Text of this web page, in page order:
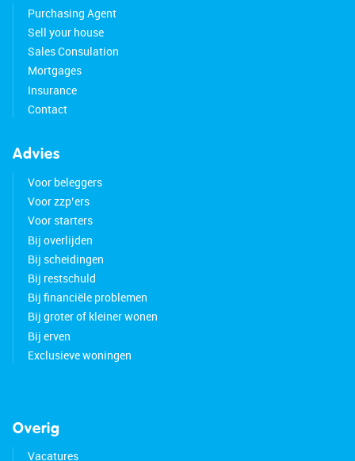
Purchasing Agent
Sell your house
Sales Consulation
Mortgages
Insurance
Contact
Advies
Voor beleggers
Voor zzp’ers
Voor starters
Bij overlijden
Bij scheidingen
Bij restschuld
Bij financiële problemen
Bij groter of kleiner wonen
Bij erven
Exclusieve woningen
Overig
Vacatures